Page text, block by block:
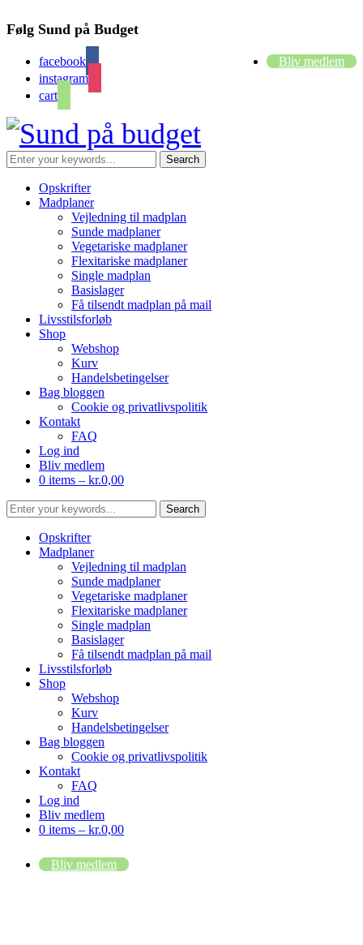
Følg Sund på Budget
facebook
instagram
cart
Bliv medlem
Opskrifter
Madplaner
Vejledning til madplan
Sunde madplaner
Vegetariske madplaner
Flexitariske madplaner
Single madplan
Basislager
Få tilsendt madplan på mail
Livsstilsforløb
Shop
Webshop
Kurv
Handelsbetingelser
Bag bloggen
Cookie og privatlivspolitik
Kontakt
FAQ
Log ind
Bliv medlem
0 items – kr.0,00
Opskrifter
Madplaner
Vejledning til madplan
Sunde madplaner
Vegetariske madplaner
Flexitariske madplaner
Single madplan
Basislager
Få tilsendt madplan på mail
Livsstilsforløb
Shop
Webshop
Kurv
Handelsbetingelser
Bag bloggen
Cookie og privatlivspolitik
Kontakt
FAQ
Log ind
Bliv medlem
0 items – kr.0,00
Bliv medlem